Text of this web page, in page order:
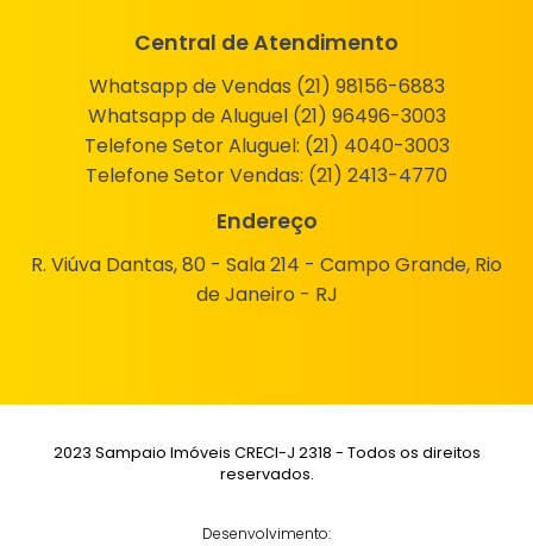
Central de Atendimento
Whatsapp de Vendas (21) 98156-6883
Whatsapp de Aluguel (21) 96496-3003
Telefone Setor Aluguel: (21) 4040-3003
Telefone Setor Vendas: (21) 2413-4770
Endereço
R. Viúva Dantas, 80 - Sala 214 - Campo Grande, Rio
de Janeiro - RJ
2023 Sampaio Imóveis CRECI-J 2318 - Todos os direitos
reservados.
Desenvolvimento: